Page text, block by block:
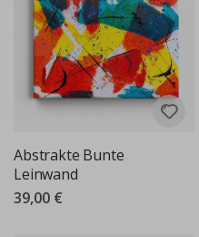
Abstrakte Bunte
Leinwand
39,00 €